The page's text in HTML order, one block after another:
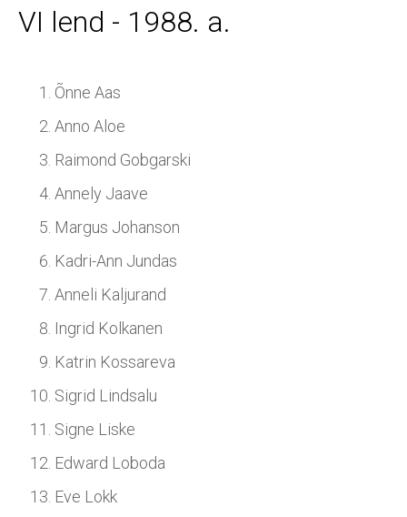
VI lend - 1988. a.
Õnne Aas
Anno Aloe
Raimond Gobgarski
Annely Jaave
Margus Johanson
Kadri-Ann Jundas
Anneli Kaljurand
Ingrid Kolkanen
Katrin Kossareva
Sigrid Lindsalu
Signe Liske
Edward Loboda
Eve Lokk